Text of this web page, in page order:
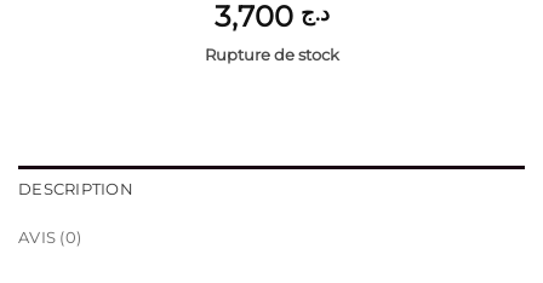
د.ج 3,700
Rupture de stock
DESCRIPTION
AVIS (0)